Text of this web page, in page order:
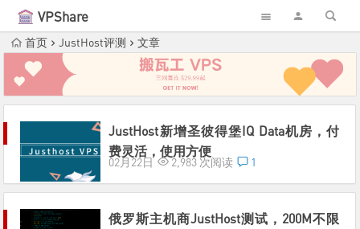
VPShare
首页 JustHost评测 文章
JustHost新增圣彼得堡IQ Data机房，付
费灵活，使用方便
02月22日 2,983 次阅读 1
俄罗斯主机商JustHost测试，200M不限